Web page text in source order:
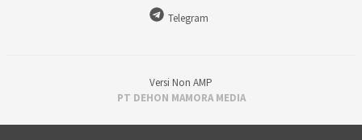
Telegram
Versi Non AMP
PT DEHON MAMORA MEDIA